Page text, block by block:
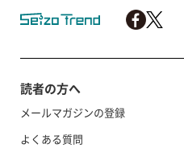
読者の方へ
メールマガジンの登録
よくある質問